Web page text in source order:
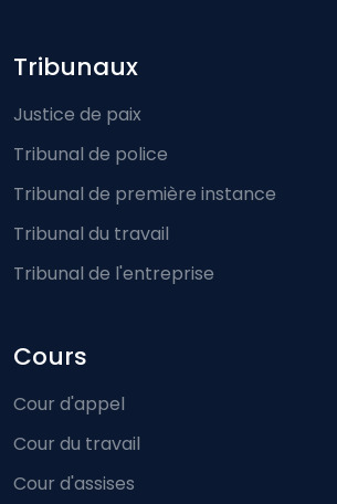
Footer-menu
Tribunaux
Justice de paix
Tribunal de police
Tribunal de première instance
Tribunal du travail
Tribunal de l'entreprise
Cours
Cour d'appel
Cour du travail
Cour d'assises